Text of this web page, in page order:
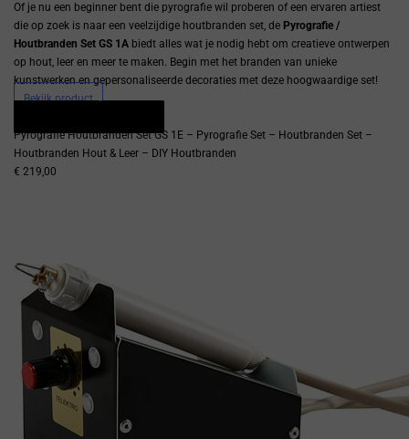
Of je nu een beginner bent die pyrografie wil proberen of een ervaren artiest
die op zoek is naar een veelzijdige houtbranden set, de Pyrografie /
Houtbranden Set GS 1A biedt alles wat je nodig hebt om creatieve ontwerpen
op hout, leer en meer te maken. Begin met het branden van unieke
kunstwerken en gepersonaliseerde decoraties met deze hoogwaardige set!
Bekijk product
Pyrografie Houtbranden Set GS 1E – Pyrografie Set – Houtbranden Set –
Houtbranden Hout & Leer – DIY Houtbranden
€ 219,00